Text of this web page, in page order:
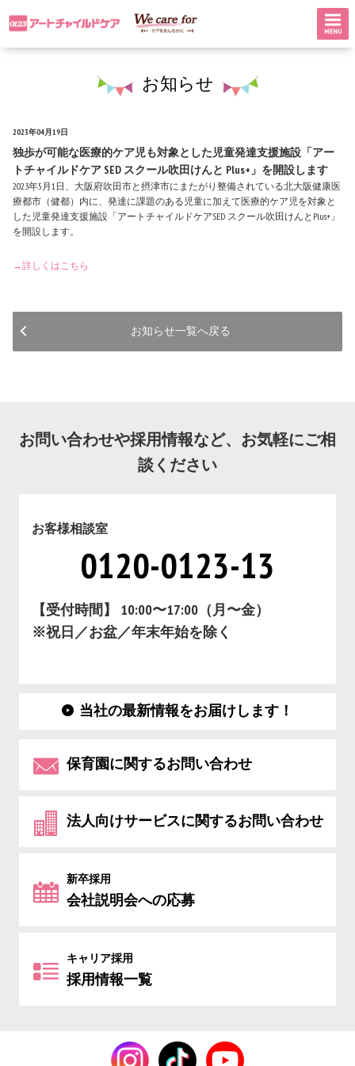
お知らせ
2023年04月19日
独歩が可能な医療的ケア児も対象とした児童発達支援施設「アー
トチャイルドケア SED スクール吹田けんと Plus+」を開設します
2023年5月1日、大阪府吹田市と摂津市にまたがり整備されている北大阪健康医
療都市（健都）内に、発達に課題のある児童に加えて医療的ケア児を対象と
した児童発達支援施設「アートチャイルドケアSED スクール吹田けんとPlus+」
を開設します。
→詳しくはこちら
お知らせ一覧へ戻る
お問い合わせや採用情報など、お気軽にご相
談ください
お客様相談室
0120-0123-13
【受付時間】 10:00〜17:00（月〜金）
※祝日／お盆／年末年始を除く
当社の最新情報をお届けします！
保育園に関するお問い合わせ
法人向けサービスに関するお問い合わせ
新卒採用
会社説明会への応募
キャリア採用
採用情報一覧